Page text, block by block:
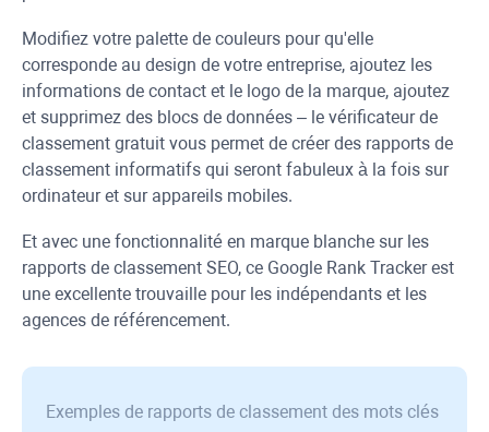
Modifiez votre palette de couleurs pour qu'elle
corresponde au design de votre entreprise, ajoutez les
informations de contact et le logo de la marque, ajoutez
et supprimez des blocs de données – le vérificateur de
classement gratuit vous permet de créer des rapports de
classement informatifs qui seront fabuleux à la fois sur
ordinateur et sur appareils mobiles.
Et avec une fonctionnalité en marque blanche sur les
rapports de classement SEO, ce Google Rank Trackerest
une excellente trouvaille pour les indépendants et les
agences de référencement.
Exemples de rapports de classement des mots clés